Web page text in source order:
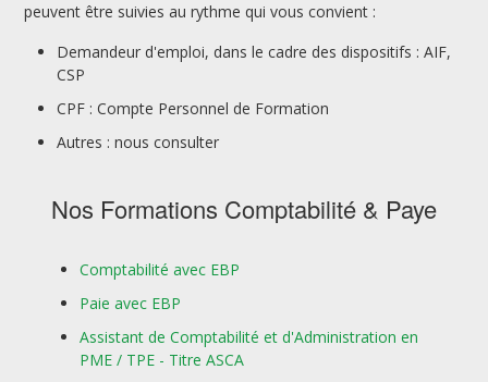
peuvent être suivies au rythme qui vous convient :
Demandeur d'emploi, dans le cadre des dispositifs : AIF,
CSP
CPF : Compte Personnel de Formation
Autres : nous consulter
Nos Formations Comptabilité & Paye
Comptabilité avec EBP
Paie avec EBP
Assistant de Comptabilité et d'Administration en
PME / TPE - Titre ASCA